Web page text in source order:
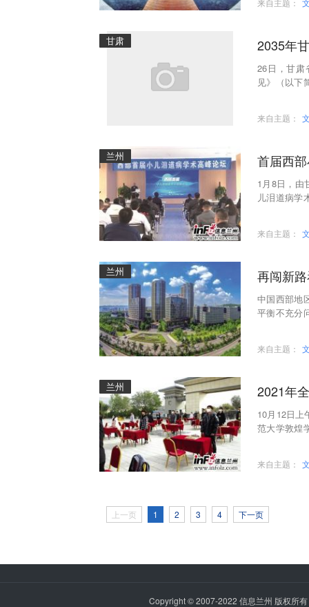
来自主题：
甘肃 2035年
26日，甘肃
见》（以下
来自主题：
兰州 首届西
1月8日，由
儿泪道病学
来自主题：
兰州 再闯新
中国西部地
平衡不充分
来自主题：
兰州 2021年
10月12日上
范大学敦煌
来自主题：
上一页 1 2 3 4 下一页
Copyright © 2007-2022 信息兰州 版权所